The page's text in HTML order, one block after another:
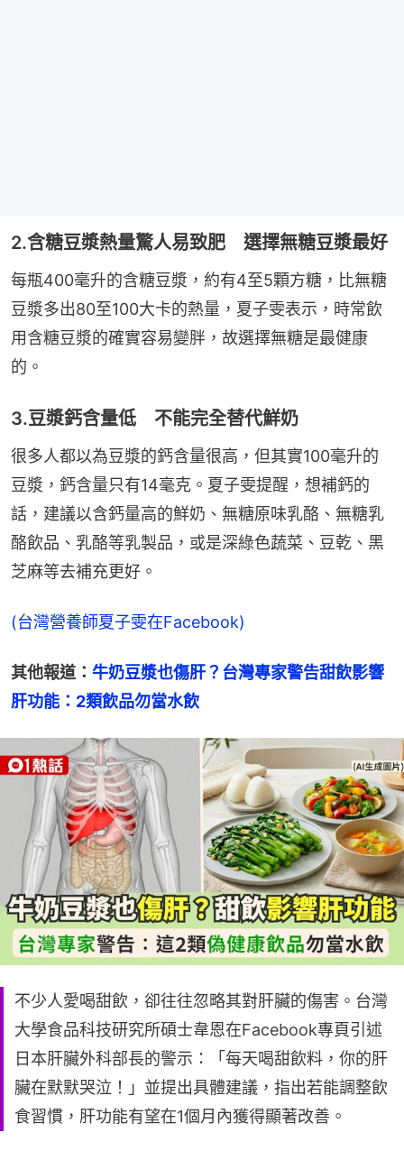
2.含糖豆漿熱量驚人易致肥 選擇無糖豆漿最好
每瓶400毫升的含糖豆漿，約有4至5顆方糖，比無糖
豆漿多出80至100大卡的熱量，夏子雯表示，時常飲
用含糖豆漿的確實容易變胖，故選擇無糖是最健康
的。
3.豆漿鈣含量低 不能完全替代鮮奶
很多人都以為豆漿的鈣含量很高，但其實100毫升的
豆漿，鈣含量只有14毫克。夏子雯提醒，想補鈣的
話，建議以含鈣量高的鮮奶、無糖原味乳酪、無糖乳
酪飲品、乳酪等乳製品，或是深綠色蔬菜、豆乾、黑
芝麻等去補充更好。
(台灣營養師夏子雯在Facebook)
其他報道： 牛奶豆漿也傷肝？台灣專家警告甜飲影響
肝功能：2類飲品勿當水飲
不少人愛喝甜飲，卻往往忽略其對肝臟的傷害。台灣
大學食品科技研究所碩士韋恩在Facebook專頁引述
日本肝臟外科部長的警示：「每天喝甜飲料，你的肝
臟在默默哭泣！」並提出具體建議，指出若能調整飲
食習慣，肝功能有望在1個月內獲得顯著改善。